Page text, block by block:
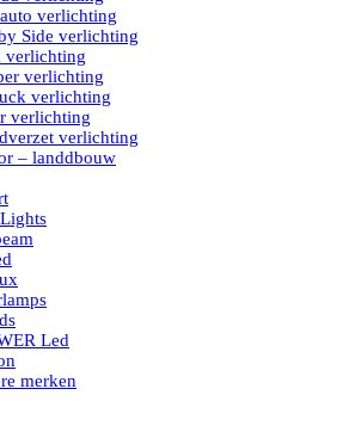
Led werklampen
Hella Marine Led
flexibel Click & Go
RGB op rol
IP68 waterdicht
kleur wit
Vantage
met ingebouwde accu
Led strips
VERLICHTING
interieur PIR / Touch
met Strip 220V
Led interieur
ACCU LED LAMP
led verlichting
verlichting
Side verlichting
verlichting
verlichting
verlichting
verlichting
verlichting
– landdbouw
Led
merken